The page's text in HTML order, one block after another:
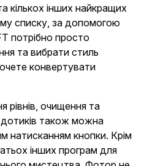
кількох інших найкращих
списку, за допомогою
потрібно просто
та вибрати стиль
конвертувати
рівнів, очищення та
також можна
натисканням кнопки. Крім
інших програм для